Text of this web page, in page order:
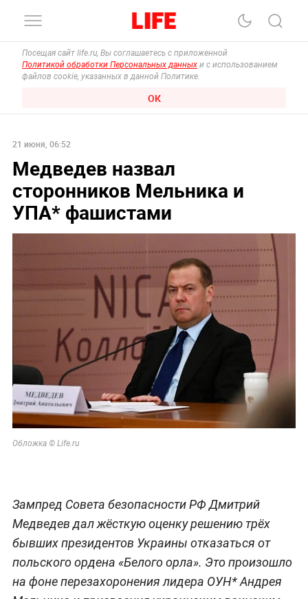
Посещая сайт life.ru, Вы соглашаетесь с приложенной
Политикой обработки Персональных данных и с использованием
файлов cookie, указанных в данной Политике.
ОК
21 июня, 06:52
Медведев назвал
сторонников Мельника и
УПА* фашистами
Обложка © Life.ru
Зампред Совета безопасности РФ Дмитрий
Медведев дал жёсткую оценку решению трёх
бывших президентов Украины отказаться от
польского ордена «Белого орла». Это произошло
на фоне перезахоронения лидера ОУН* Андрея